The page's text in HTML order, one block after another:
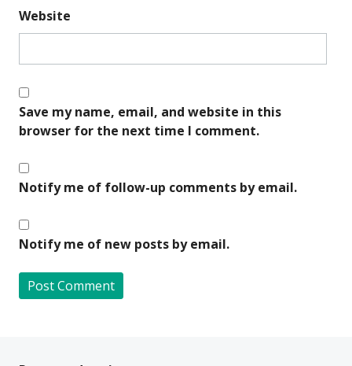
Website
Save my name, email, and website in this
browser for the next time I comment.
Notify me of follow-up comments by email.
Notify me of new posts by email.